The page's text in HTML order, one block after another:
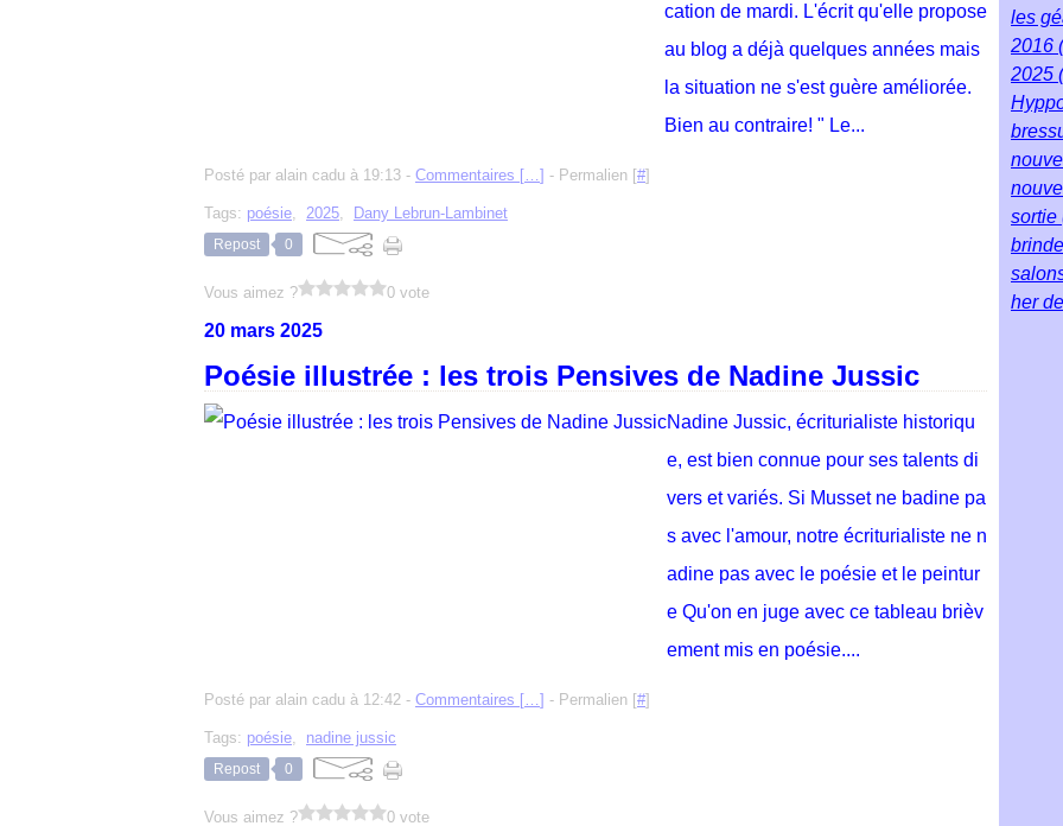
cation de mardi. L'écrit qu'elle propose
au blog a déjà quelques années mais
la situation ne s'est guère améliorée.
Bien au contraire! " Le...
Posté par alain cadu à 19:13 - Commentaires […] - Permalien [#]
Tags: poésie, 2025, Dany Lebrun-Lambinet
Repost 0
Vous aimez ? 0 vote
20 mars 2025
Poésie illustrée : les trois Pensives de Nadine Jussic
Nadine Jussic, écriturialiste historiqu
e, est bien connue pour ses talents di
vers et variés. Si Musset ne badine pa
s avec l'amour, notre écriturialiste ne n
adine pas avec le poésie et le peintur
e Qu'on en juge avec ce tableau brièv
ement mis en poésie....
Posté par alain cadu à 12:42 - Commentaires […] - Permalien [#]
Tags: poésie, nadine jussic
Repost 0
Vous aimez ? 0 vote
les
2016
2025
sortie
her